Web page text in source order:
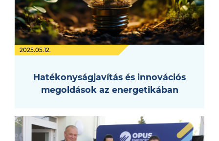
2025.05.12.
Hatékonyságjavítás és innovációs
megoldások az energetikában